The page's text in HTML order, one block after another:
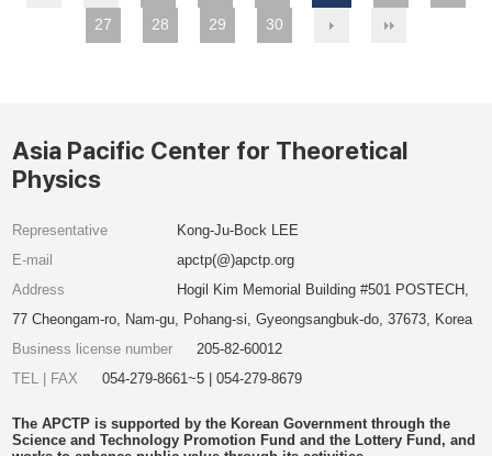
27
28 29 30
Asia Pacific Center for Theoretical
Physics
Representative
Kong-Ju-Bock LEE
E-mail
apctp(@)apctp.org
Address
Hogil Kim Memorial Building #501 POSTECH,
77 Cheongam-ro, Nam-gu, Pohang-si, Gyeongsangbuk-do, 37673, Korea
Business license number
205-82-60012
TEL | FAX
054-279-8661~5 | 054-279-8679
The APCTP is supported by the Korean Government through the
Science and Technology Promotion Fund and the Lottery Fund, and